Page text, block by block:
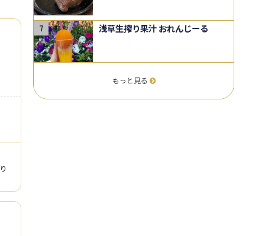
7 浅草生搾り果汁 おれんじーる
もっと見る